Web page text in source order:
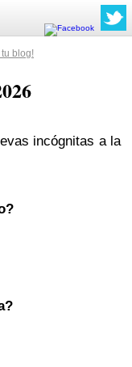
blog!
incógnitas a la